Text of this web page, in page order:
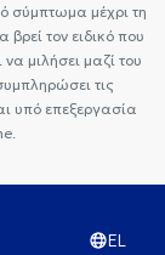
σύμπτωμα μέχρι τη
βρεί τον ειδικό που
μιλήσει μαζί του
τις
υπό επεξεργασία
EL